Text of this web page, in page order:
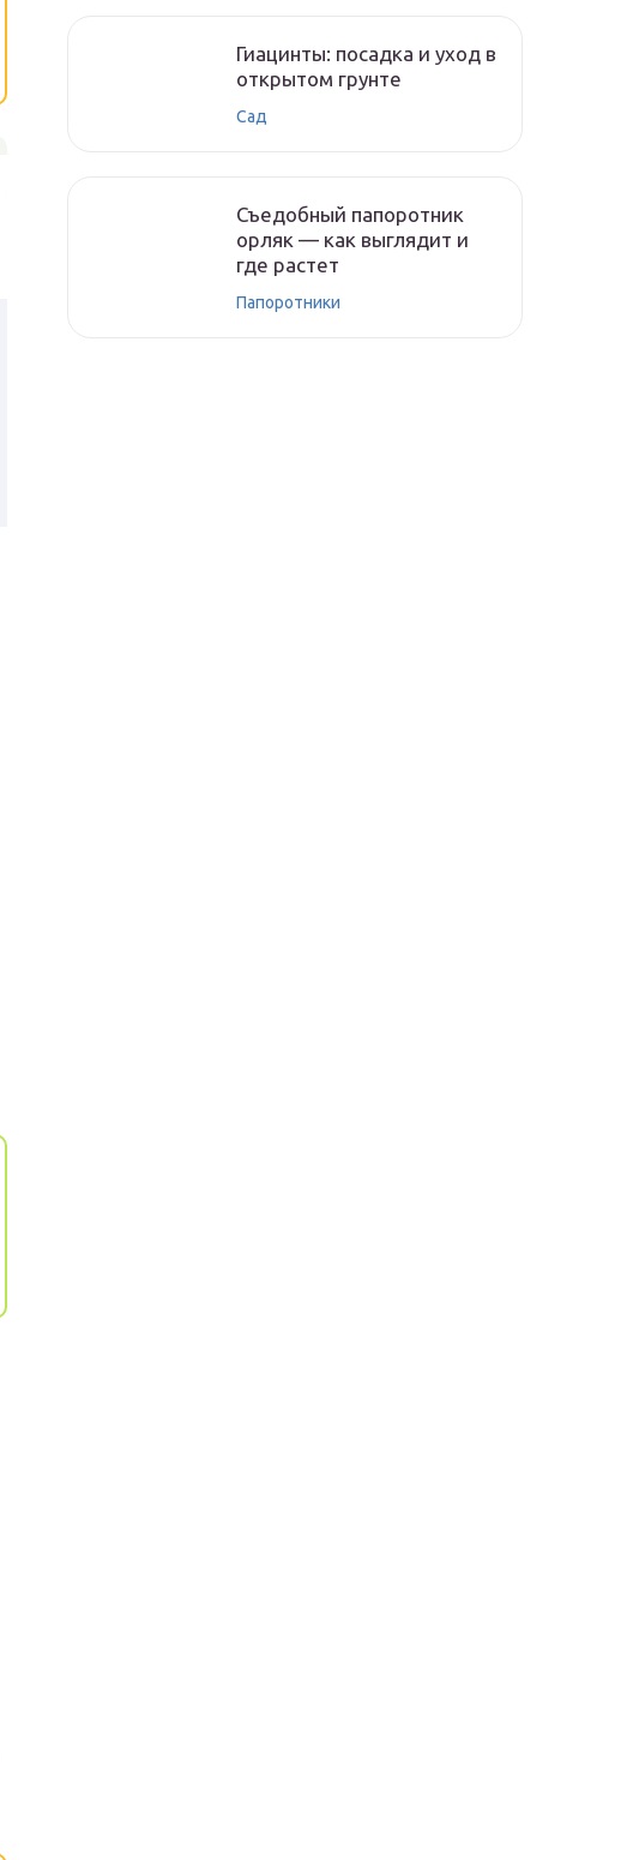
Гиацинты: посадка и уход в
открытом грунте
Сад
Съедобный папоротник
орляк — как выглядит и
где растет
Папоротники